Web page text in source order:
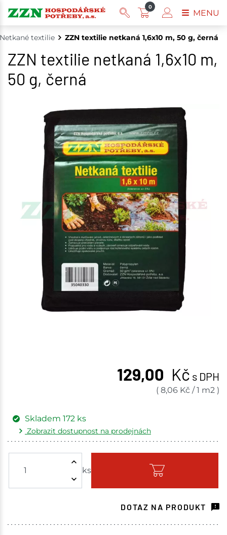
textilie ZZN textilie netkaná 1,6x10 m, 50 g, černá
ZZN textilie netkaná 1,6x10 m,
50 g, černá
129,00 Kč s DPH
( 8,06 Kč /1 m2 )
ks
Skladem 172 ks
Zobrazit dostupnost na prodejnách
Skladem - ihned k odeslání
Choceň 11 ks
DOTAZ NA PRODUKT
0
MENU